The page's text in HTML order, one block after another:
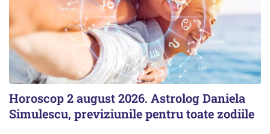
Horoscop 2 august 2026. Astrolog Daniela
Simulescu, previziunile pentru toate zodiile